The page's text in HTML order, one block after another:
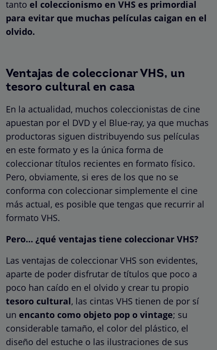
tanto el coleccionismo en VHS es primordial
para evitar que muchas películas caigan en el
olvido.
Ventajas de coleccionar VHS, un
tesoro cultural en casa
En la actualidad, muchos coleccionistas de cine
apuestan por el DVD y el Blue-ray, ya que muchas
productoras siguen distribuyendo sus películas
en este formato y es la única forma de
coleccionar títulos recientes en formato físico.
Pero, obviamente, si eres de los que no se
conforma con coleccionar simplemente el cine
más actual, es posible que tengas que recurrir al
formato VHS.
Pero… ¿qué ventajas tiene coleccionar VHS?
Las ventajas de coleccionar VHS son evidentes,
aparte de poder disfrutar de títulos que poco a
poco han caído en el olvido y crear tu propio
tesoro cultural, las cintas VHS tienen de por sí
un encanto como objeto pop o vintage; su
considerable tamaño, el color del plástico, el
diseño del estuche o las ilustraciones de sus